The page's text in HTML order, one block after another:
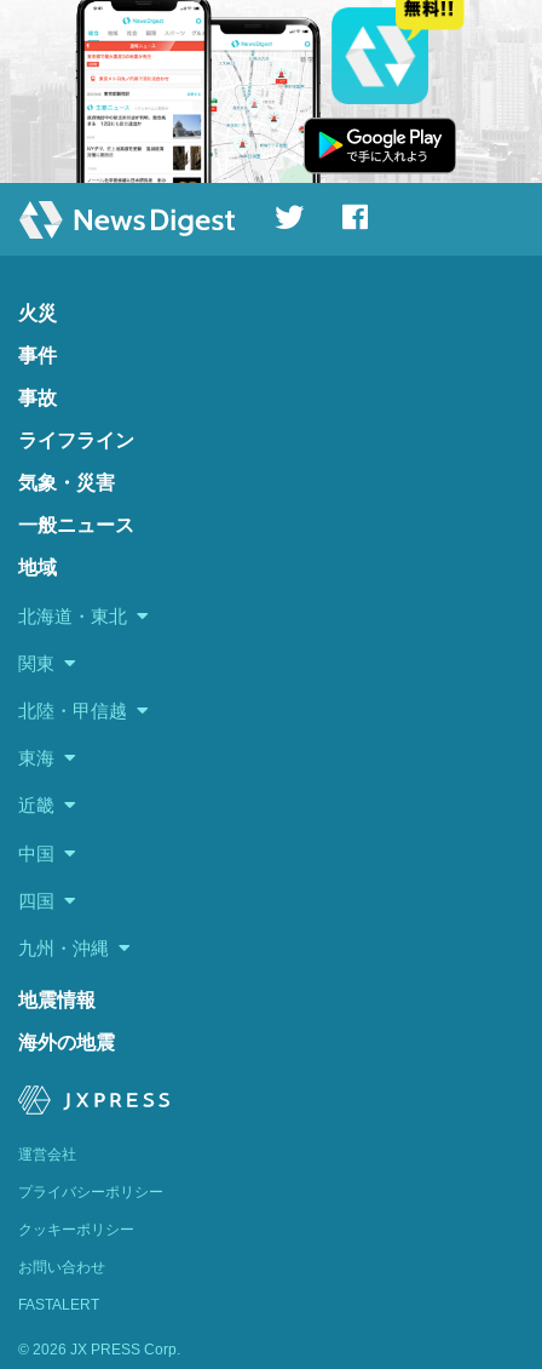
火災
事件
事故
ライフライン
気象・災害
一般ニュース
地域
北海道・東北
関東
北陸・甲信越
東海
近畿
中国
四国
九州・沖縄
地震情報
海外の地震
運営会社
プライバシーポリシー
クッキーポリシー
お問い合わせ
FASTALERT
© 2026 JX PRESS Corp.